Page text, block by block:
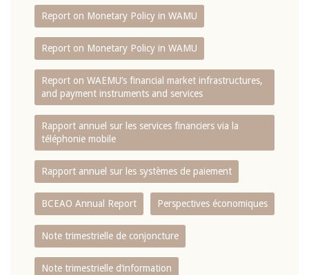
Report on Monetary Policy in WAMU
Report on Monetary Policy in WAMU
Report on WAEMU’s financial market infrastructures,
and payment instruments and services
Rapport annuel sur les services financiers via la
téléphonie mobile
Rapport annuel sur les systèmes de paiement
BCEAO Annual Report Perspectives économiques
Note trimestrielle de conjoncture
Note trimestrielle d‘information